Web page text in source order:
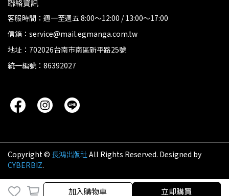
加入購物車 立即購買
聯絡資訊
客服時間：週一至週五 8:00～12:00 / 13:00～17:00
信箱：service@mail.egmanga.com.tw
地址：702026台南市南區新平路25號
統一編號：86392027
Copyright © 長鴻出版社 All Rights Reserved. Designed by
CYBERBIZ.